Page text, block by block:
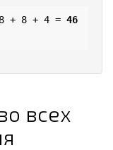
+ 8 + 4 = 46
всех